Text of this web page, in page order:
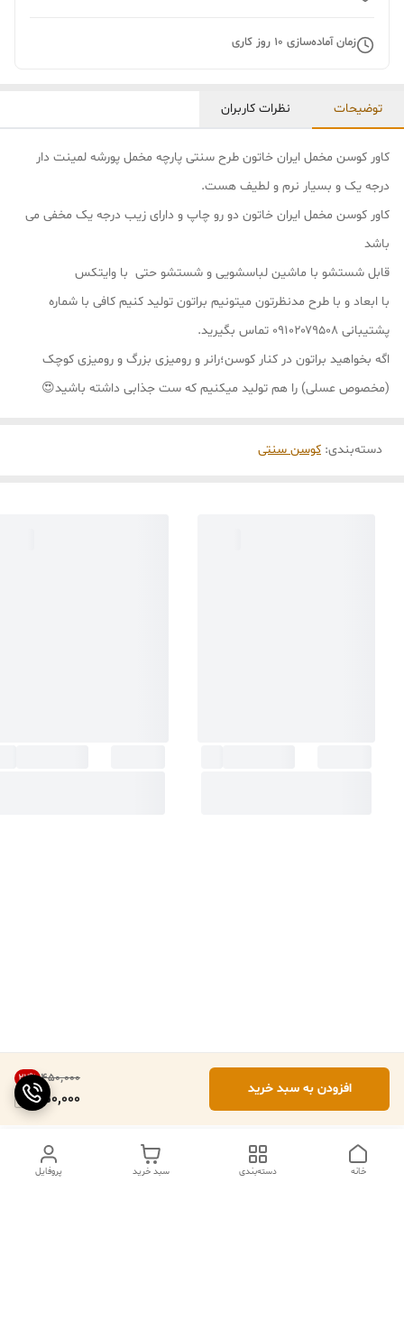
زمان آماده‌سازی 10 روز کاری
۴۵۰٬۰۰۰ 22%
350,000
افزودن به سبد خرید
توضیحات نظرات کاربران
کاور کوسن مخمل ایران خاتون طرح سنتی پارچه مخمل پورشه لمینت دار
درجه یک و بسیار نرم و لطیف هست.
کاور کوسن مخمل ایران خاتون دو رو چاپ و دارای زیب درجه یک مخفی می
باشد
قابل شستشو با ماشین لباسشویی و شستشو حتی با وایتکس
با ابعاد و با طرح مدنظرتون میتونیم براتون تولید کنیم کافی با شماره
پشتیبانی ۰۹۱۰۲۰۷۹۵۰۸ تماس بگیرید.
اگه بخواهید براتون در کنار کوسن؛رانر و رومیزی بزرگ و رومیزی کوچک
(مخصوص عسلی) را هم تولید میکنیم که ست جذابی داشته باشید😍
دسته‌بندی: کوسن سنتی
پروفایل سبد خرید دسته‌بندی خانه